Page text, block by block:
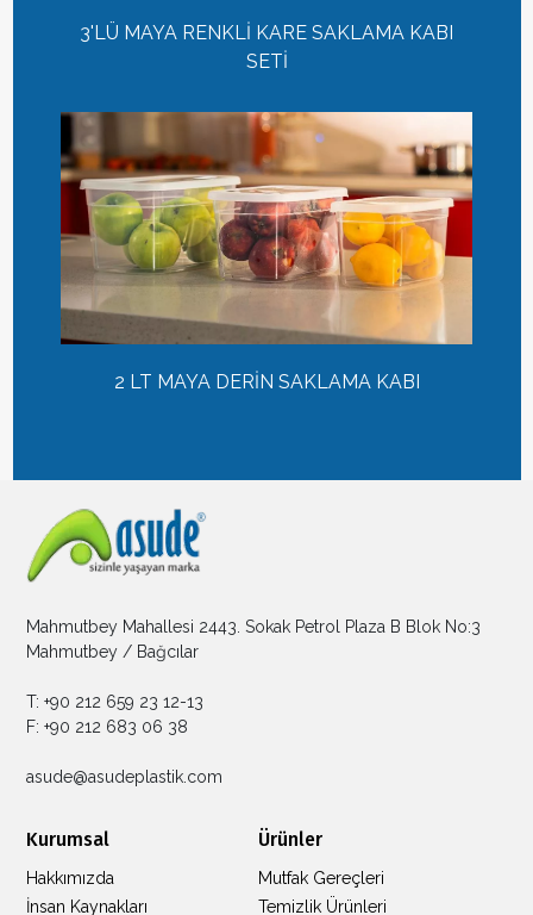
3'LÜ MAYA RENKLİ KARE SAKLAMA KABI
SETİ
2 LT MAYA DERİN SAKLAMA KABI
Mahmutbey Mahallesi 2443. Sokak Petrol Plaza B Blok No:3
Mahmutbey / Bağcılar
T: +90 212 659 23 12-13
F: +90 212 683 06 38
asude@asudeplastik.com
Kurumsal
Hakkımızda
İnsan Kaynakları
Ürünler
Mutfak Gereçleri
Temizlik Ürünleri